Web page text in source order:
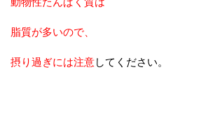
脂質が多いので、
摂り過ぎには注意してください。